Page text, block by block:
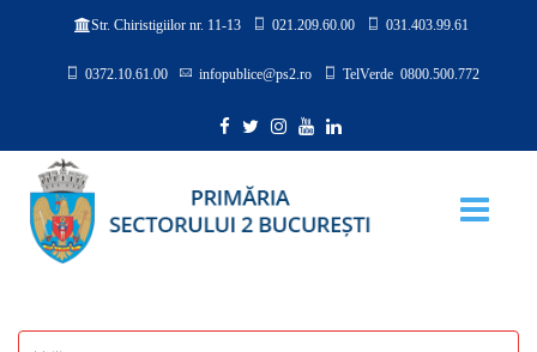
Str. Chiristigiilor nr. 11-13 021.209.60.00 031.403.99.61
0372.10.61.00 infopublice@ps2.ro TelVerde 0800.500.772